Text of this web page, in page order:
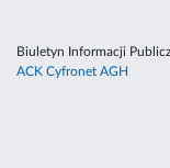
Biuletyn Informacji
ACK Cyfronet AGH